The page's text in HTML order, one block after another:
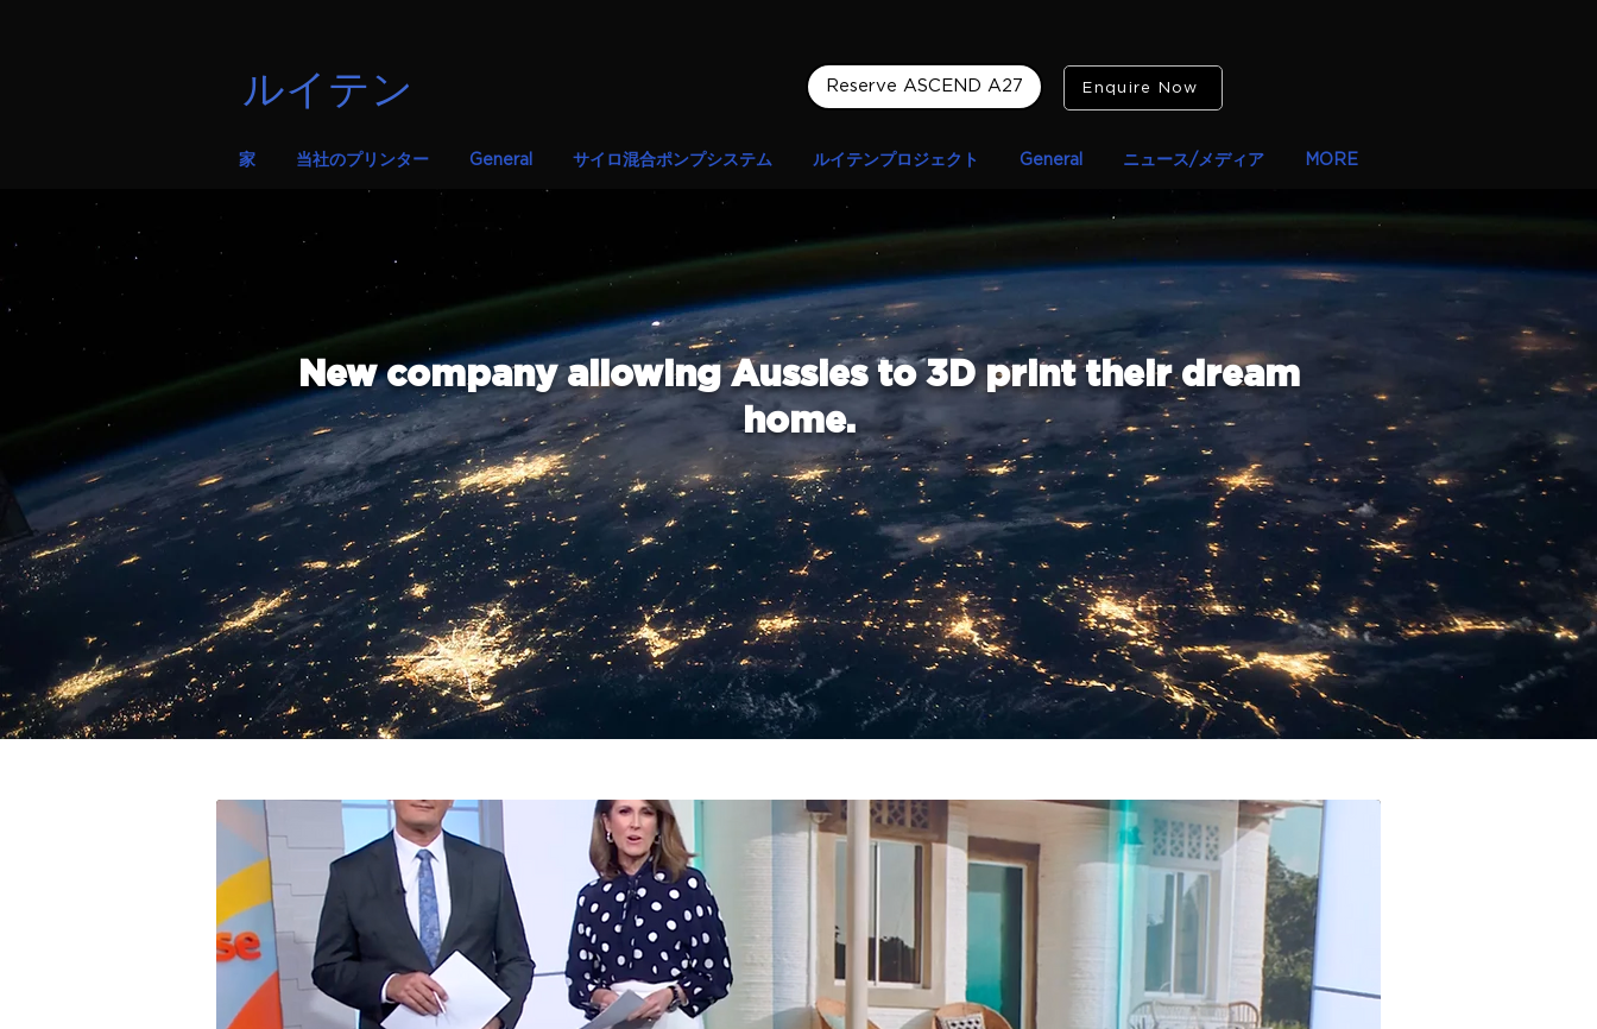
ルイテン Reserve ASCEND A27 Enquire Now
家 当社のプリンター General サイロ混合ポンプシステム ルイテンプロジェクト General ニュース/メディア MORE
New company allowing Aussies to 3D print their dream
home.